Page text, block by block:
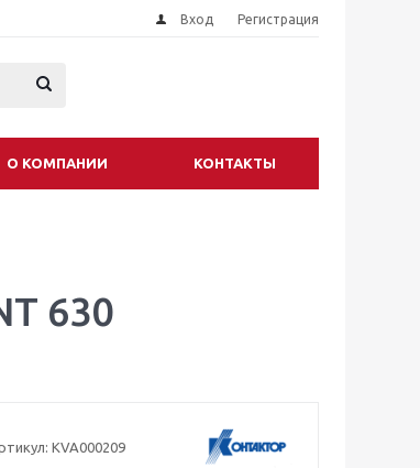
Вход Регистрация
О КОМПАНИИ КОНТАКТЫ
630
KVA000209